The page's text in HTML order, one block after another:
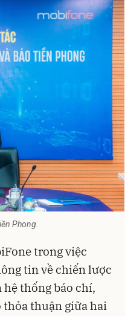
Phong.
trong việc
tin về chiến lược
thống báo chí,
thỏa thuận giữa hai